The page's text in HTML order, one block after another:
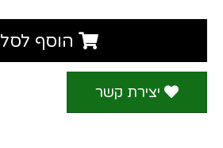
הוסף לסל
יצירת קשר